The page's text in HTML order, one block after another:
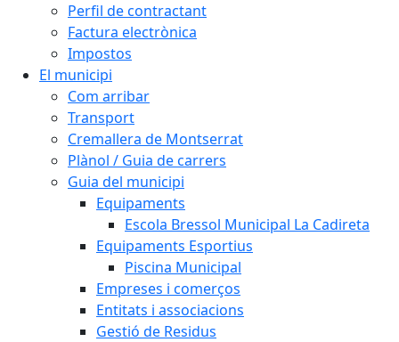
Perfil de contractant
Factura electrònica
Impostos
El municipi
Com arribar
Transport
Cremallera de Montserrat
Plànol / Guia de carrers
Guia del municipi
Equipaments
Escola Bressol Municipal La Cadireta
Equipaments Esportius
Piscina Municipal
Empreses i comerços
Entitats i associacions
Gestió de Residus